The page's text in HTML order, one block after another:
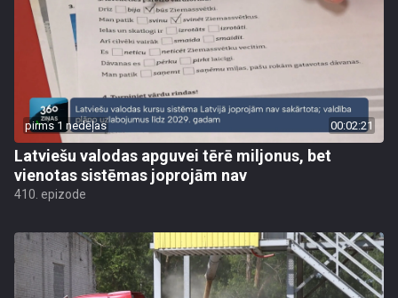
pirms 1 nedēļas 00:02:21
Latviešu valodas apguvei tērē miljonus, bet
vienotas sistēmas joprojām nav
410. epizode